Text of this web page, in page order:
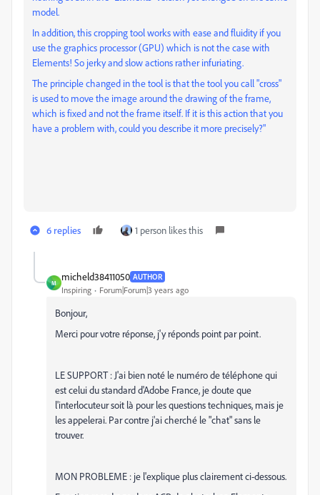
model.
In addition, this cropping tool works with ease and fluidity if you
use the graphics processor (GPU) which is not the case with
Elements! So jerky and slow actions rather infuriating.
The principle changed in the tool is that the tool you call "cross"
is used to move the image around the drawing of the frame,
which is fixed and not the frame itself. If it is this action that you
have a problem with, could you describe it more precisely?"
6 replies 1 person likes this
M
micheld38411050 AUTHOR
Inspiring Forum|Forum|3 years ago
Bonjour,
Merci pour votre réponse, j'y réponds point par point.
LE SUPPORT : J'ai bien noté le numéro de téléphone qui
est celui du standard d'Adobe France, je doute que
l'interlocuteur soit là pour les questions techniques, mais je
les appelerai. Par contre j'ai cherché le "chat" sans le
trouver.
MON PROBLEME : je l'explique plus clairement ci-dessous.